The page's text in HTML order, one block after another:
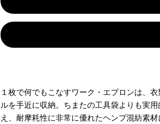
１枚で何でもこなすワーク・エプロンは、
ルを手近に収納。ちまたの工具袋よりも実
え、耐摩耗性に非常に優れたヘンプ混紡素